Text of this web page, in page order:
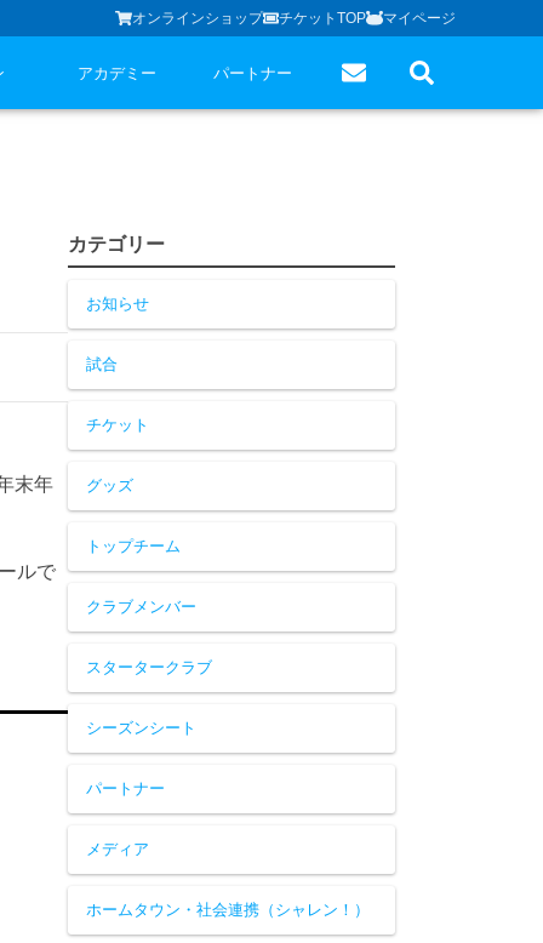
オンラインショップ チケットTOP マイページ
アカデミー パートナー
末年
ルで
カテゴリー
お知らせ
試合
チケット
グッズ
トップチーム
クラブメンバー
スタータークラブ
シーズンシート
パートナー
メディア
ホームタウン・社会連携（シャレン！）